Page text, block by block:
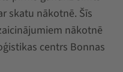
skatu nākotnē. Šīs
nākotnē
centrs Bonnas